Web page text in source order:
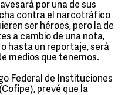
por una de sus
contra el narcotráfico
ser héroes, pero la de
a cambio de una nota,
hasta un reportaje, será
medios que tenemos.
Federal de Instituciones
prevé que la